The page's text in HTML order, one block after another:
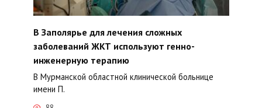
В Заполярье для лечения сложных
заболеваний ЖКТ используют генно-
инженерную терапию
В Мурманской областной клинической больнице
имени П.